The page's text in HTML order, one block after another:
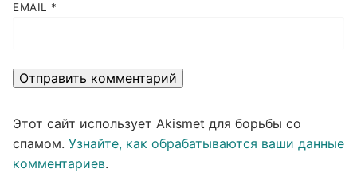
EMAIL *
Этот сайт использует Akismet для борьбы со
спамом. Узнайте, как обрабатываются ваши данные
комментариев.